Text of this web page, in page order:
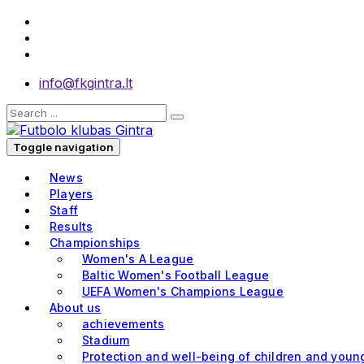
info@fkgintra.lt
Toggle navigation
News
Players
Staff
Results
Championships
Women's A League
Baltic Women's Football League
UEFA Women's Champions League
About us
achievements
Stadium
Protection and well-being of children and